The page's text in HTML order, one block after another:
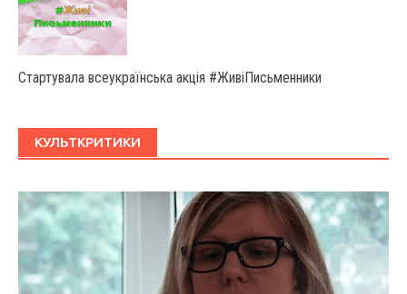
Стартувала всеукраїнська акція #ЖивіПисьменники
КУЛЬТКРИТИКИ